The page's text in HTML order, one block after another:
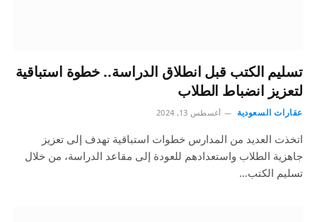
تسليم الكتب قبل انطلاق الدراسة.. خطوة استباقية
لتعزيز انضباط الطلاب
عقارات السعودية أغسطس 13, 2024
اتخذت العديد من المدارس خطوات استباقية تهدف إلى تعزيز
جاهزية الطلاب واستعدادهم للعودة إلى مقاعد الدراسة، من خلال
تسليم الكتب…